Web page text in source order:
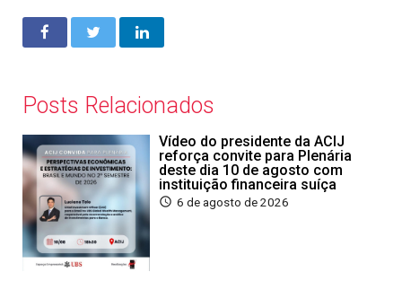
Posts Relacionados
Vídeo do presidente da ACIJ
reforça convite para Plenária
deste dia 10 de agosto com
instituição financeira suíça
6 de agosto de 2026